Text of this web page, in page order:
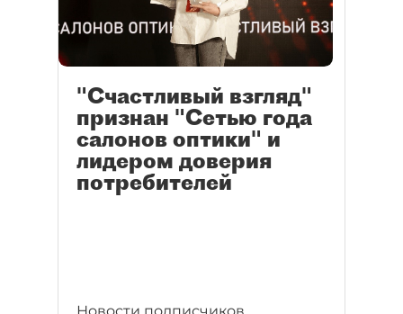
"Счастливый взгляд"
признан "Сетью года
салонов оптики" и
лидером доверия
потребителей